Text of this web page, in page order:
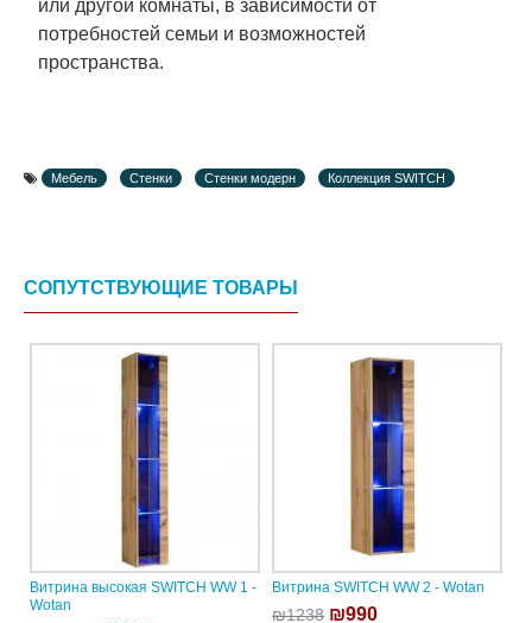
или другой комнаты, в зависимости от
потребностей семьи и возможностей
пространства.
Мебель Стенки Стенки модерн Коллекция SWITCH
СОПУТСТВУЮЩИЕ ТОВАРЫ
Витрина высокая SWITCH WW 1 -
Wotan
Витрина SWITCH WW 2 - Wotan
₪1238 ₪990